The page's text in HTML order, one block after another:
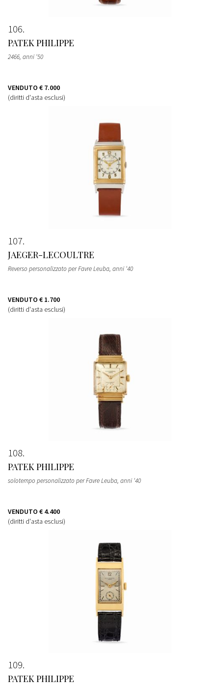
106
PATEK PHILIPPE
2466, anni ‘50
VENDUTO € 7.000
(diritti d'asta esclusi)
107
JAEGER-LECOULTRE
Reverso personalizzato per Favre Leuba, anni ‘40
VENDUTO € 1.700
(diritti d'asta esclusi)
108
PATEK PHILIPPE
solotempo personalizzato per Favre Leuba, anni ‘40
VENDUTO € 4.400
(diritti d'asta esclusi)
109
PATEK PHILIPPE